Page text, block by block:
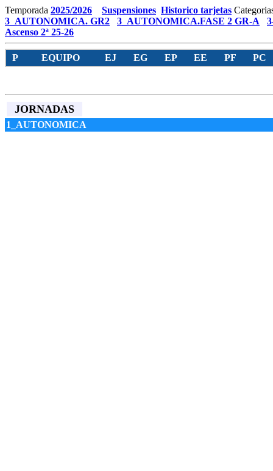
Temporada 2025/2026 Suspensiones Historico tarjetas
3_AUTONOMICA. GR2
3_AUTONOMICA.FASE 2 GR-A
Ascenso 2ª 25-26
P EQUIPO EJ EG EP EE PF PC
JORNADAS
1_AUTONOMICA